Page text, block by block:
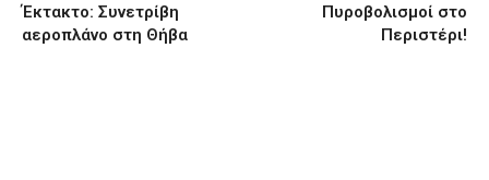
Έκτακτο: Συνετρίβη
αεροπλάνο στη Θήβα
Πυροβολισμοί στο
Περιστέρι!